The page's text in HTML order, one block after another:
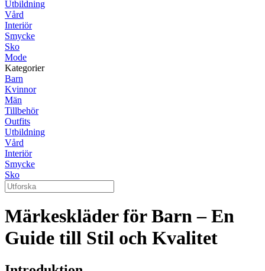
Utbildning
Vård
Interiör
Smycke
Sko
Mode
Kategorier
Barn
Kvinnor
Män
Tillbehör
Outfits
Utbildning
Vård
Interiör
Smycke
Sko
Märkeskläder för Barn – En
Guide till Stil och Kvalitet